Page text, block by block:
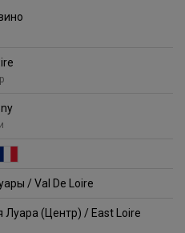
/ Val De Loire
Луара (Центр) / East Loire